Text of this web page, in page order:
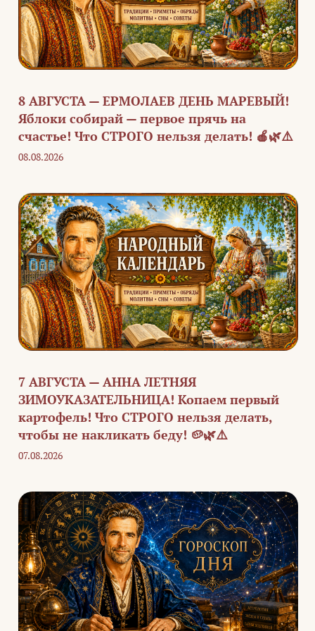
8 АВГУСТА — ЕРМОЛАЕВ ДЕНЬ МАРЕВЫЙ!
Яблоки собирай — первое прячь на
счастье! Что СТРОГО нельзя делать! 🍎🌿⚠️
08.08.2026
7 АВГУСТА — АННА ЛЕТНЯЯ
ЗИМОУКАЗАТЕЛЬНИЦА! Копаем первый
картофель! Что СТРОГО нельзя делать,
чтобы не накликать беду! 🥔🌿⚠️
07.08.2026